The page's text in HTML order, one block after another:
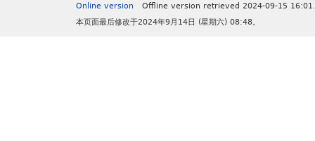
Online version
Offline version retrieved 2024-09-15 16:01.
本页面最后修改于2024年9月14日 (星期六) 08:48。